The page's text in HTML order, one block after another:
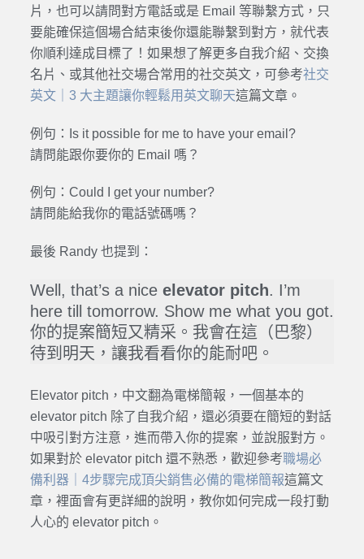
片，也可以請問對方電話或是 Email 等聯繫方式，只
要能確保這個場合結束後你還能聯繫到對方，就代表
你順利達成目標了！如果想了解更多自我介紹、交換
名片、或其他社交場合常用的社交英文，可參考社交
英文｜3 大主題讓你輕鬆用英文聊天這篇文章。
例句：Is it possible for me to have your email?
請問能跟你要你的 Email 嗎？
例句：Could I get your number?
請問能給我你的電話號碼嗎？
最後 Randy 也提到：
Well, that’s a nice elevator pitch. I’m
here till tomorrow. Show me what you got.
你的提案簡短又精采。我會在這（巴黎）
待到明天，讓我看看你的能耐吧。
Elevator pitch，中文翻為電梯簡報，一個基本的
elevator pitch 除了自我介紹，還必須要在簡短的對話
中吸引對方注意，進而帶入你的提案，並說服對方。
如果對於 elevator pitch 還不熟悉，歡迎參考職場必
備利器｜4步驟完成頂尖銷售必備的電梯簡報這篇文
章，裡面會有更詳細的說明，教你如何完成一段打動
人心的 elevator pitch。